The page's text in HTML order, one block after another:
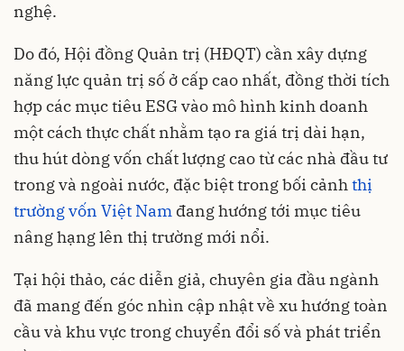
nghệ.
Do đó, Hội đồng Quản trị (HĐQT) cần xây dựng
năng lực quản trị số ở cấp cao nhất, đồng thời tích
hợp các mục tiêu ESG vào mô hình kinh doanh
một cách thực chất nhằm tạo ra giá trị dài hạn,
thu hút dòng vốn chất lượng cao từ các nhà đầu tư
trong và ngoài nước, đặc biệt trong bối cảnhthị
trường vốn Việt Nam đang hướng tới mục tiêu
nâng hạng lên thị trường mới nổi.
Tại hội thảo, các diễn giả, chuyên gia đầu ngành
đã mang đến góc nhìn cập nhật về xu hướng toàn
cầu và khu vực trong chuyển đổi số và phát triển